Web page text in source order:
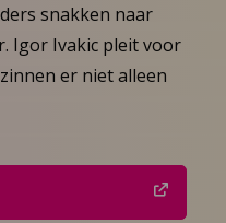
snakken naar
Igor Ivakic pleit voor
er niet alleen